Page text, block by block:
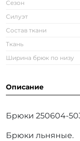
Сезон
Силуэт
Состав ткани
Ткань
Ширина брюк по низу
Описание
Брюки 250604-
Брюки льняные.